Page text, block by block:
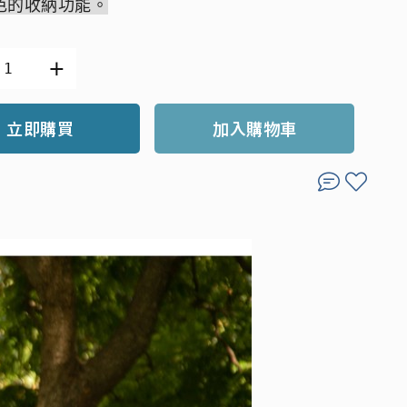
的收納功能。
立即購買 加入購物車